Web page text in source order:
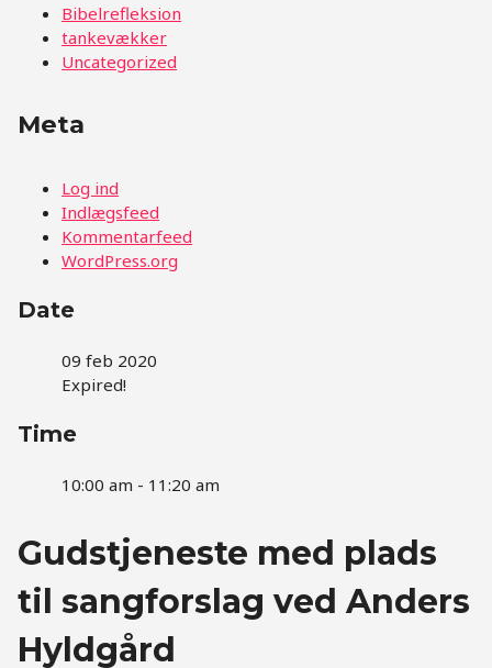
Bibelrefleksion
tankevækker
Uncategorized
Meta
Log ind
Indlægsfeed
Kommentarfeed
WordPress.org
Date
09 feb 2020
Expired!
Time
10:00 am - 11:20 am
Gudstjeneste med plads
til sangforslag ved Anders
Hyldgård